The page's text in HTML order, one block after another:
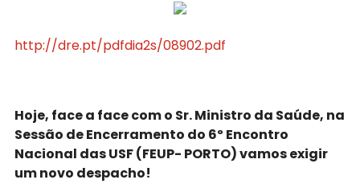
http://dre.pt/pdfdia2s/08902.pdf
Hoje​,​ face a face com o Sr. ​Ministro da Saúde, ​na
Sessão de Encerramento do 6º Encontro ​
Nacional das USF (FEUP- PORTO) vamos exigir
um novo despacho!